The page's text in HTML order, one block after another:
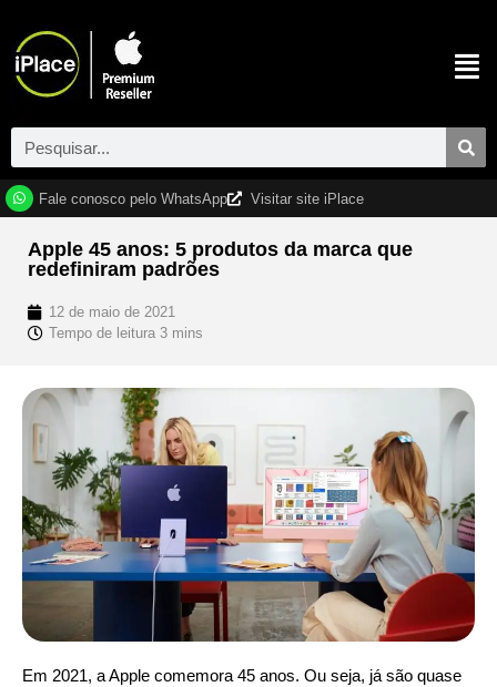
Fale conosco pelo WhatsApp Visitar site iPlace
Apple 45 anos: 5 produtos da marca que
redefiniram padrões
12 de maio de 2021
Em 2021, a Apple comemora 45 anos. Ou seja, já são quase